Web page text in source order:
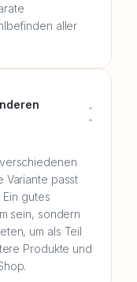
aller
Variante passt
gutes
sein, sondern
um als Teil
Produkte und